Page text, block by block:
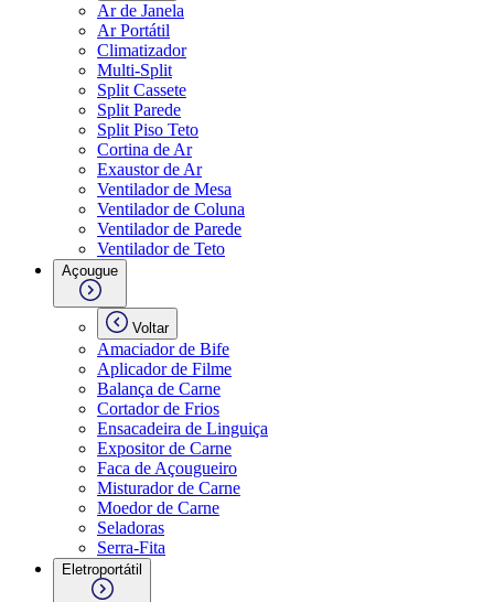
Ar de Janela
Ar Portátil
Climatizador
Multi-Split
Split Cassete
Split Parede
Split Piso Teto
Cortina de Ar
Exaustor de Ar
Ventilador de Mesa
Ventilador de Coluna
Ventilador de Parede
Ventilador de Teto
Açougue
Voltar
Amaciador de Bife
Aplicador de Filme
Balança de Carne
Cortador de Frios
Ensacadeira de Linguiça
Expositor de Carne
Faca de Açougueiro
Misturador de Carne
Moedor de Carne
Seladoras
Serra-Fita
Eletroportátil